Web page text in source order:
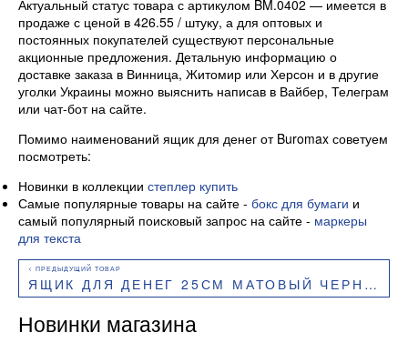
Актуальный статус товара с артикулом BM.0402 — имеется в
продаже с ценой в 426.55 / штуку, а для оптовых и
постоянных покупателей существуют персональные
акционные предложения. Детальную информацию о
доставке заказа в Винница, Житомир или Херсон и в другие
уголки Украины можно выяснить написав в Вайбер, Телеграм
или чат-бот на сайте.
Помимо наименований ящик для денег от Buromax советуем
посмотреть:
Новинки в коллекции степлер купить
Самые популярные товары на сайте - бокс для бумаги и
самый популярный поисковый запрос на сайте - маркеры
для текста
ЯЩИК ДЛЯ ДЕНЕГ 25СМ МАТОВЫЙ ЧЕРНЫЙ BM.0401 BUROMAX
Новинки магазина